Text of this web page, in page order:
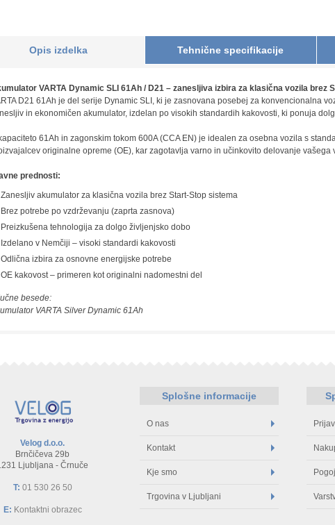
Opis izdelka Tehnične specifikacije
VARTA Dynamic SLI 61Ah / D21 – zanesljiva izbira za klasična vozila brez
D21 61Ah je del serije Dynamic SLI, ki je zasnovana posebej za konvencionalna
in ekonomičen akumulator, izdelan po visokih standardih kakovosti, ki ponuja
61Ah in zagonskim tokom 600A (CCA EN) je idealen za osebna vozila s
originalne opreme (OE), kar zagotavlja varno in učinkovito delovanje vašega
prednosti:
Zanesljiv akumulator za klasična vozila brez Start-Stop sistema
Brez potrebe po vzdrževanju (zaprta zasnova)
Preizkušena tehnologija za dolgo življenjsko dobo
Izdelano v Nemčiji – visoki standardi kakovosti
Odlična izbira za osnovne energijske potrebe
OE kakovost – primeren kot originalni nadomestni del
besede:
VARTA Silver Dynamic 61Ah
Velog d.o.o.
Brnčičeva 29b
Ljubljana - Črnuče
T: 01 530 26 50
E: Kontaktni obrazec
Splošne informacije
O nas
Kontakt
Kje smo
Trgovina v Ljubljani